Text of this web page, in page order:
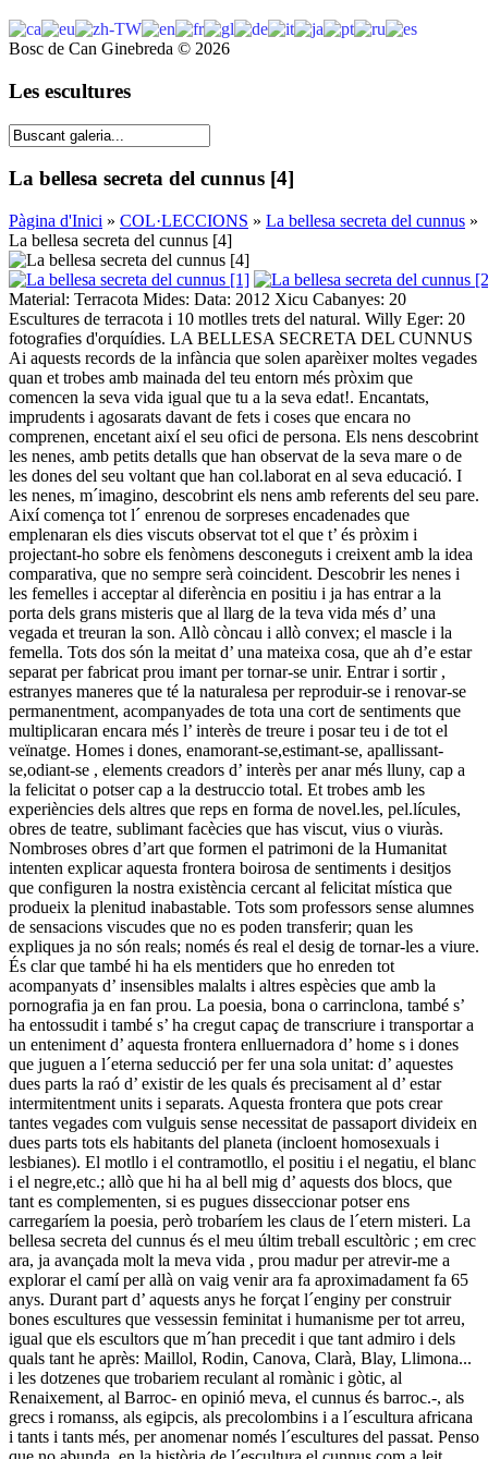
Bosc de Can Ginebreda © 2026
Les escultures
La bellesa secreta del cunnus [4]
Pàgina d'Inici » COL·LECCIONS » La bellesa secreta del cunnus »
La bellesa secreta del cunnus [4]
Material: Terracota Mides: Data: 2012 Xicu Cabanyes: 20
Escultures de terracota i 10 motlles trets del natural. Willy Eger: 20
fotografies d'orquídies. LA BELLESA SECRETA DEL CUNNUS
Ai aquests records de la infància que solen aparèixer moltes vegades
quan et trobes amb mainada del teu entorn més pròxim que
comencen la seva vida igual que tu a la seva edat!. Encantats,
imprudents i agosarats davant de fets i coses que encara no
comprenen, encetant així el seu ofici de persona. Els nens descobrint
les nenes, amb petits detalls que han observat de la seva mare o de
les dones del seu voltant que han col.laborat en al seva educació. I
les nenes, m´imagino, descobrint els nens amb referents del seu pare.
Així comença tot l´ enrenou de sorpreses encadenades que
emplenaran els dies viscuts observat tot el que t’ és pròxim i
projectant-ho sobre els fenòmens desconeguts i creixent amb la idea
comparativa, que no sempre serà coincident. Descobrir les nenes i
les femelles i acceptar al diferència en positiu i ja has entrar a la
porta dels grans misteris que al llarg de la teva vida més d’ una
vegada et treuran la son. Allò còncau i allò convex; el mascle i la
femella. Tots dos són la meitat d’ una mateixa cosa, que ah d’e estar
separat per fabricat prou imant per tornar-se unir. Entrar i sortir ,
estranyes maneres que té la naturalesa per reproduir-se i renovar-se
permanentment, acompanyades de tota una cort de sentiments que
multiplicaran encara més l’ interès de treure i posar teu i de tot el
veïnatge. Homes i dones, enamorant-se,estimant-se, apallissant-
se,odiant-se , elements creadors d’ interès per anar més lluny, cap a
la felicitat o potser cap a la destruccio total. Et trobes amb les
experiències dels altres que reps en forma de novel.les, pel.lícules,
obres de teatre, sublimant facècies que has viscut, vius o viuràs.
Nombroses obres d’art que formen el patrimoni de la Humanitat
intenten explicar aquesta frontera boirosa de sentiments i desitjos
que configuren la nostra existència cercant al felicitat mística que
produeix la plenitud inabastable. Tots som professors sense alumnes
de sensacions viscudes que no es poden transferir; quan les
expliques ja no són reals; només és real el desig de tornar-les a viure.
És clar que també hi ha els mentiders que ho enreden tot
acompanyats d’ insensibles malalts i altres espècies que amb la
pornografia ja en fan prou. La poesia, bona o carrinclona, també s’
ha entossudit i també s’ ha cregut capaç de transcriure i transportar a
un enteniment d’ aquesta frontera enlluernadora d’ home s i dones
que juguen a l´eterna seducció per fer una sola unitat: d’ aquestes
dues parts la raó d’ existir de les quals és precisament al d’ estar
intermitentment units i separats. Aquesta frontera que pots crear
tantes vegades com vulguis sense necessitat de passaport divideix en
dues parts tots els habitants del planeta (incloent homosexuals i
lesbianes). El motllo i el contramotllo, el positiu i el negatiu, el blanc
i el negre,etc.; allò que hi ha al bell mig d’ aquests dos blocs, que
tant es complementen, si es pugues disseccionar potser ens
carregaríem la poesia, però trobaríem les claus de l´etern misteri. La
bellesa secreta del cunnus és el meu últim treball escultòric ; em crec
ara, ja avançada molt la meva vida , prou madur per atrevir-me a
explorar el camí per allà on vaig venir ara fa aproximadament fa 65
anys. Durant part d’ aquests anys he forçat l´enginy per construir
bones escultures que vessessin feminitat i humanisme per tot arreu,
igual que els escultors que m´han precedit i que tant admiro i dels
quals tant he après: Maillol, Rodin, Canova, Clarà, Blay, Llimona...
i les dotzenes que trobariem reculant al romànic i gòtic, al
Renaixement, al Barroc- en opinió meva, el cunnus és barroc.-, als
grecs i romanss, als egipcis, als precolombins i a l´escultura africana
i tants i tants més, per anomenar només l´escultures del passat. Penso